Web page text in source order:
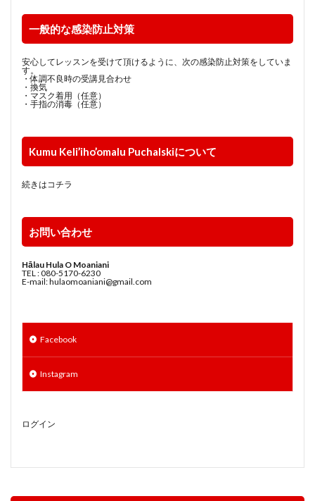
一般的な感染防止対策
安心してレッスンを受けて頂けるように、次の感染防止対策をしていま
す。
・体調不良時の受講見合わせ
・換気
・マスク着用（任意）
・手指の消毒（任意）
Kumu Keli’iho’omalu Puchalskiについて
続きはコチラ
お問い合わせ
Hālau Hula O Moaniani
TEL : 080-5170-6230
E-mail: hulaomoaniani@gmail.com
Facebook
Instagram
ログイン